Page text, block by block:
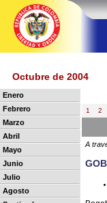
Octubre de 2004
Enero
Febrero
Marzo
Abril
Mayo
Junio
Julio
Agosto
1 2
A